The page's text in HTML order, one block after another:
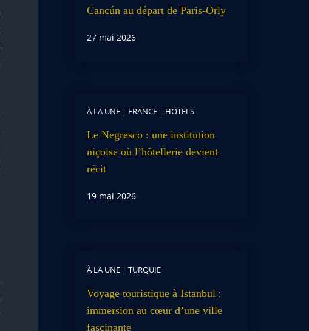
Cancún au départ de Paris-Orly
27 mai 2026
À LA UNE| FRANCE| HOTELS
Le Negresco : une institution
niçoise où l’hôtellerie devient
récit
19 mai 2026
À LA UNE| TURQUIE
Voyage touristique à Istanbul :
immersion au cœur d’une ville
fascinante